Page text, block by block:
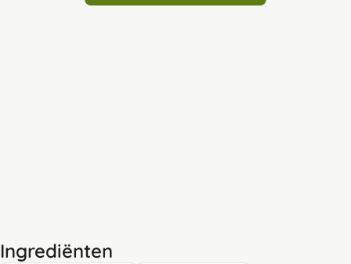
Ingrediënten